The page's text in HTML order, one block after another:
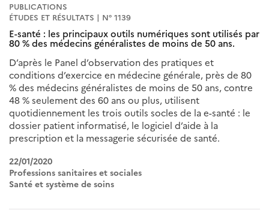
PUBLICATIONS
ÉTUDES ET RÉSULTATS | N° 1139
E-santé : les principaux outils numériques sont utilisés par
80 % des médecins généralistes de moins de 50 ans.
D’après le Panel d’observation des pratiques et
conditions d’exercice en médecine générale, près de 80
% des médecins généralistes de moins de 50 ans, contre
48 % seulement des 60 ans ou plus, utilisent
quotidiennement les trois outils socles de la e-santé : le
dossier patient informatisé, le logiciel d’aide à la
prescription et la messagerie sécurisée de santé.
22/01/2020
Professions sanitaires et sociales
Santé et système de soins